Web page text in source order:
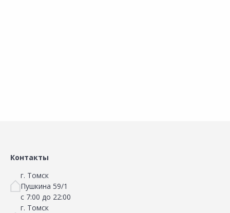
Контакты
г. Томск
Пушкина 59/1
с 7:00 до 22:00
г. Томск